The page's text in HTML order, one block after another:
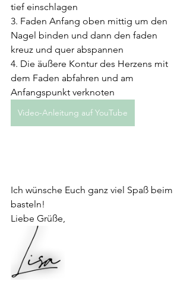
tief einschlagen
3. Faden Anfang oben mittig um den
Nagel binden und dann den faden
kreuz und quer abspannen
4. Die äußere Kontur des Herzens mit
dem Faden abfahren und am
Anfangspunkt verknoten
Video-Anleitung auf YouTube
Ich wünsche Euch ganz viel Spaß beim
basteln!
Liebe Grüße,